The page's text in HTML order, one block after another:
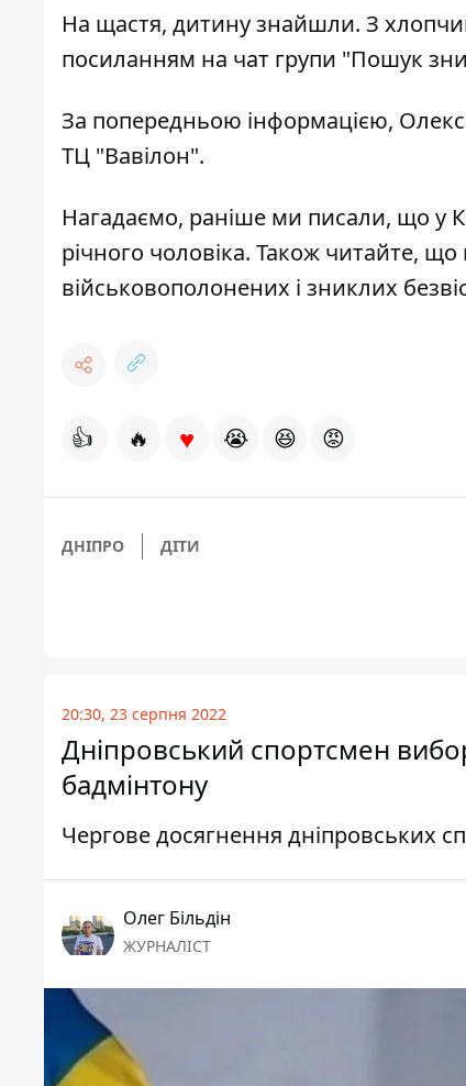
На щастя, дитину знайшли. З
посиланням на чат групи "Пошук
За попередньою інформацією,
ТЦ "Вавілон".
Нагадаємо, раніше ми писали, що у
річного чоловіка. Також читайте, що
військовополонених і зниклих
👍 🔥 ♥ 😭 😆 😡
ДНІПРО ДІТИ
20:30, 23 серпня 2022
Дніпровський спортсмен
бадмінтону
Чергове досягнення дніпровських
Олег Більдін
ЖУРНАЛІСТ